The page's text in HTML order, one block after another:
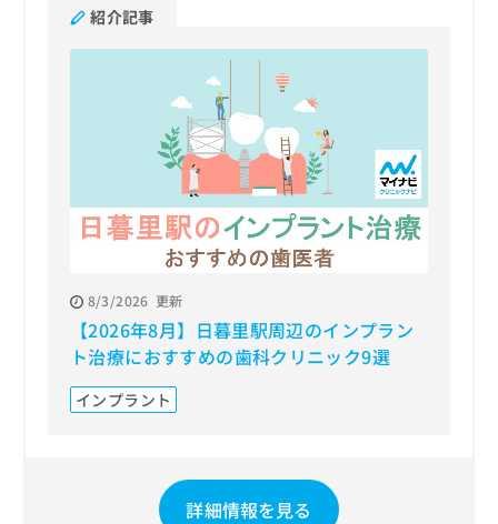
紹介記事
8/3/2026 更新
【2026年8月】日暮里駅周辺のインプラン
ト治療におすすめの歯科クリニック9選
インプラント
詳細情報を見る